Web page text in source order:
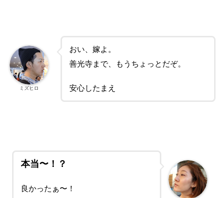
おい、嫁よ。
善光寺まで、もうちょっとだぞ。
安心したまえ
ミズヒロ
本当〜！？
良かったぁ〜！